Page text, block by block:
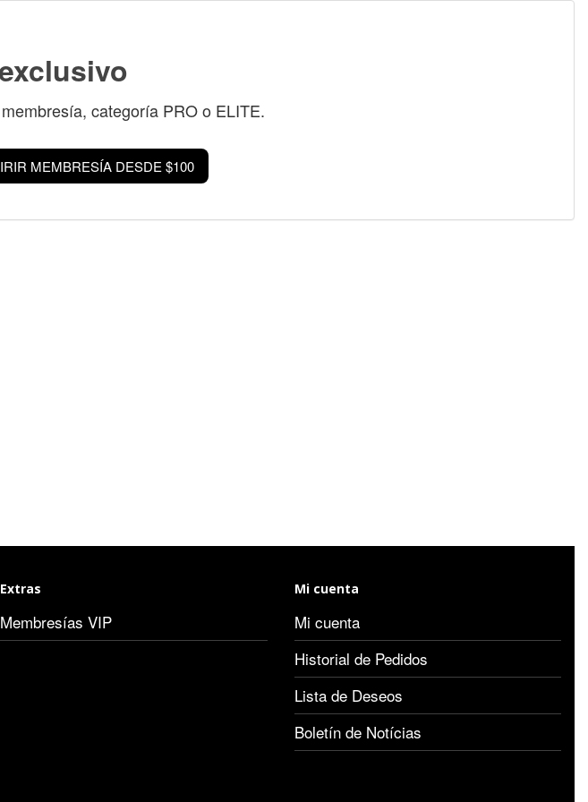
categoría PRO o ELITE.
MEMBRESÍA DESDE $100
Extras
Membresías VIP
Mi cuenta
Mi cuenta
Historial de Pedidos
Lista de Deseos
Boletín de Notícias